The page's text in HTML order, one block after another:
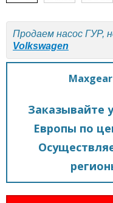
Продаем насос ГУР,
Volkswagen
Maxgear
Заказывайте
Европы по